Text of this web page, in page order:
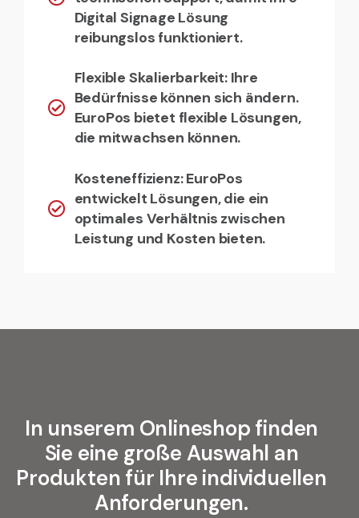
Digital Signage Lösung
reibungslos funktioniert.
Flexible Skalierbarkeit: Ihre
Bedürfnisse können sich ändern.
EuroPos bietet flexible Lösungen,
die mitwachsen können.
Kosteneffizienz: EuroPos
entwickelt Lösungen, die ein
optimales Verhältnis zwischen
Leistung und Kosten bieten.
In unserem Onlineshop finden
Sie eine große Auswahl an
Produkten für Ihre individuellen
Anforderungen.